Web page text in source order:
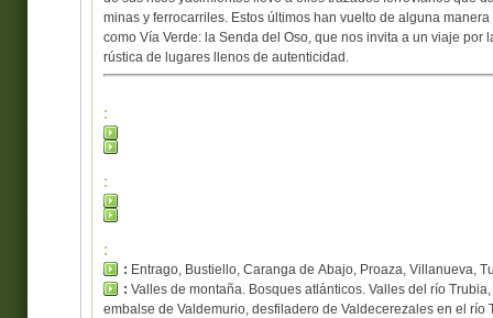
minas y ferrocarriles. Estos últimos han vuelto de alguna
como Vía Verde: la Senda del Oso, que nos invita a un viaje
rústica de lugares llenos de autenticidad.
:
:
:
: Entrago, Bustiello, Caranga de Abajo, Proaza, Villanueva,
: Valles de montaña. Bosques atlánticos. Valles del río
embalse de Valdemurio, desfiladero de Valdecerezales en el